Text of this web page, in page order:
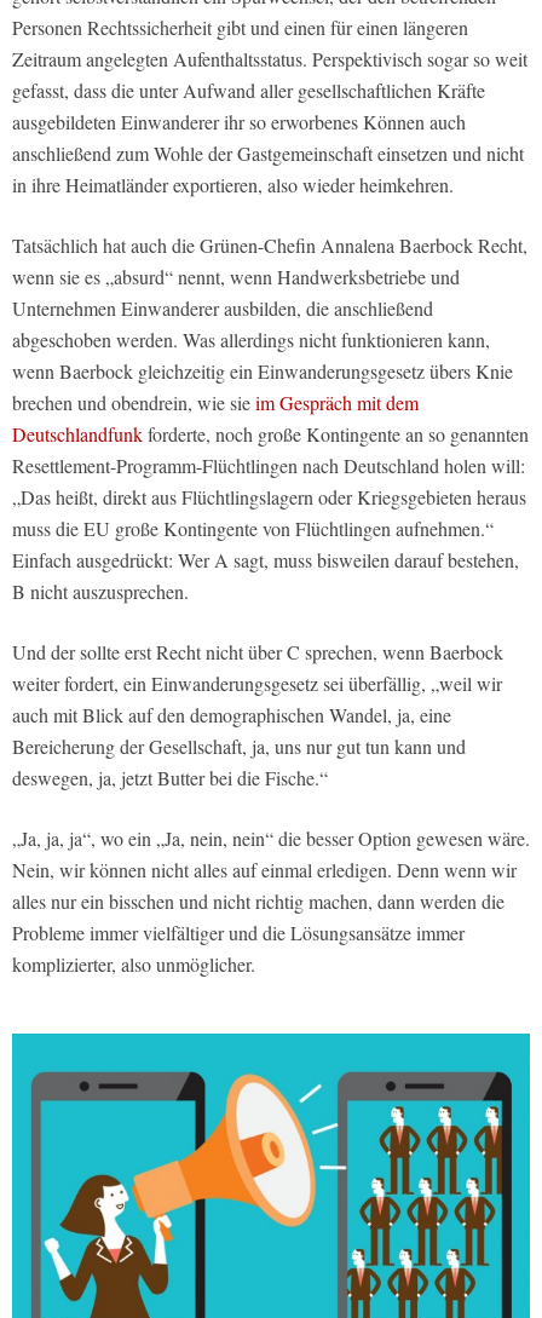
Personen Rechtssicherheit gibt und einen für einen längeren
Zeitraum angelegten Aufenthaltsstatus. Perspektivisch sogar so weit
gefasst, dass die unter Aufwand aller gesellschaftlichen Kräfte
ausgebildeten Einwanderer ihr so erworbenes Können auch
anschließend zum Wohle der Gastgemeinschaft einsetzen und nicht
in ihre Heimatländer exportieren, also wieder heimkehren.
Tatsächlich hat auch die Grünen-Chefin Annalena Baerbock Recht,
wenn sie es „absurd“ nennt, wenn Handwerksbetriebe und
Unternehmen Einwanderer ausbilden, die anschließend
abgeschoben werden. Was allerdings nicht funktionieren kann,
wenn Baerbock gleichzeitig ein Einwanderungsgesetz übers Knie
brechen und obendrein, wie sieim Gespräch mit dem
Deutschlandfunkforderte, noch große Kontingente an so genannten
Resettlement-Programm-Flüchtlingen nach Deutschland holen will:
„Das heißt, direkt aus Flüchtlingslagern oder Kriegsgebieten heraus
muss die EU große Kontingente von Flüchtlingen aufnehmen.“
Einfach ausgedrückt: Wer A sagt, muss bisweilen darauf bestehen,
B nicht auszusprechen.
Und der sollte erst Recht nicht über C sprechen, wenn Baerbock
weiter fordert, ein Einwanderungsgesetz sei überfällig, „weil wir
auch mit Blick auf den demographischen Wandel, ja, eine
Bereicherung der Gesellschaft, ja, uns nur gut tun kann und
deswegen, ja, jetzt Butter bei die Fische.“
„Ja, ja, ja“, wo ein „Ja, nein, nein“ die besser Option gewesen wäre.
Nein, wir können nicht alles auf einmal erledigen. Denn wenn wir
alles nur ein bisschen und nicht richtig machen, dann werden die
Probleme immer vielfältiger und die Lösungsansätze immer
komplizierter, also unmöglicher.